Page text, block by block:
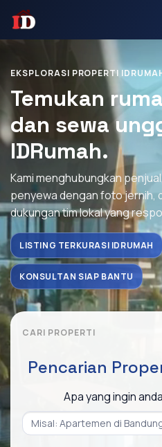
EKSPLORASI PROPERTI
Temukan
dan sewa
IDRumah.
Kami menghubungkan
penyewa dengan foto jernih,
dukungan tim lokal yang
LISTING TERKURASI IDRUMAH
KONSULTAN SIAP BANTU
CARI PROPERTI
Pencarian
Apa yang ingin